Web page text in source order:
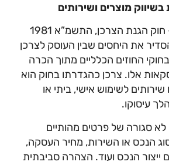
מוצרים ושירותים
– חוק הגנת הצרכן, התשמ”א 1981
את היחסים שבין העוסק לצרכן
החוזים הכלליים מתוך הכרה
אלו. צרכן כהגדרתו בחוק הוא
לשימוש אישי, ביתי או
עיסוקו.
לא סגורה של פרטים מהותיים
הנכס או השירות, מחיר העסקה,
הנכס ועוד. הצהרה סביבתית